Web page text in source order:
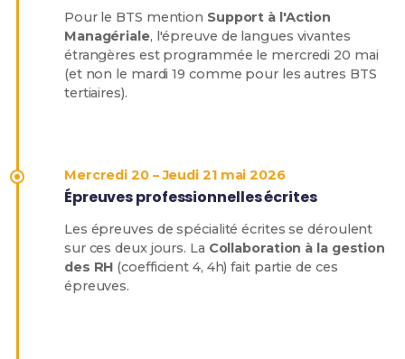
Pour le BTS mention Support à l'Action
Managériale, l'épreuve de langues vivantes
étrangères est programmée le mercredi 20 mai
(et non le mardi 19 comme pour les autres BTS
tertiaires).
Mercredi 20 – Jeudi 21 mai 2026
Épreuves professionnelles écrites
Les épreuves de spécialité écrites se déroulent
sur ces deux jours. La Collaboration à la gestion
des RH (coefficient 4, 4h) fait partie de ces
épreuves.